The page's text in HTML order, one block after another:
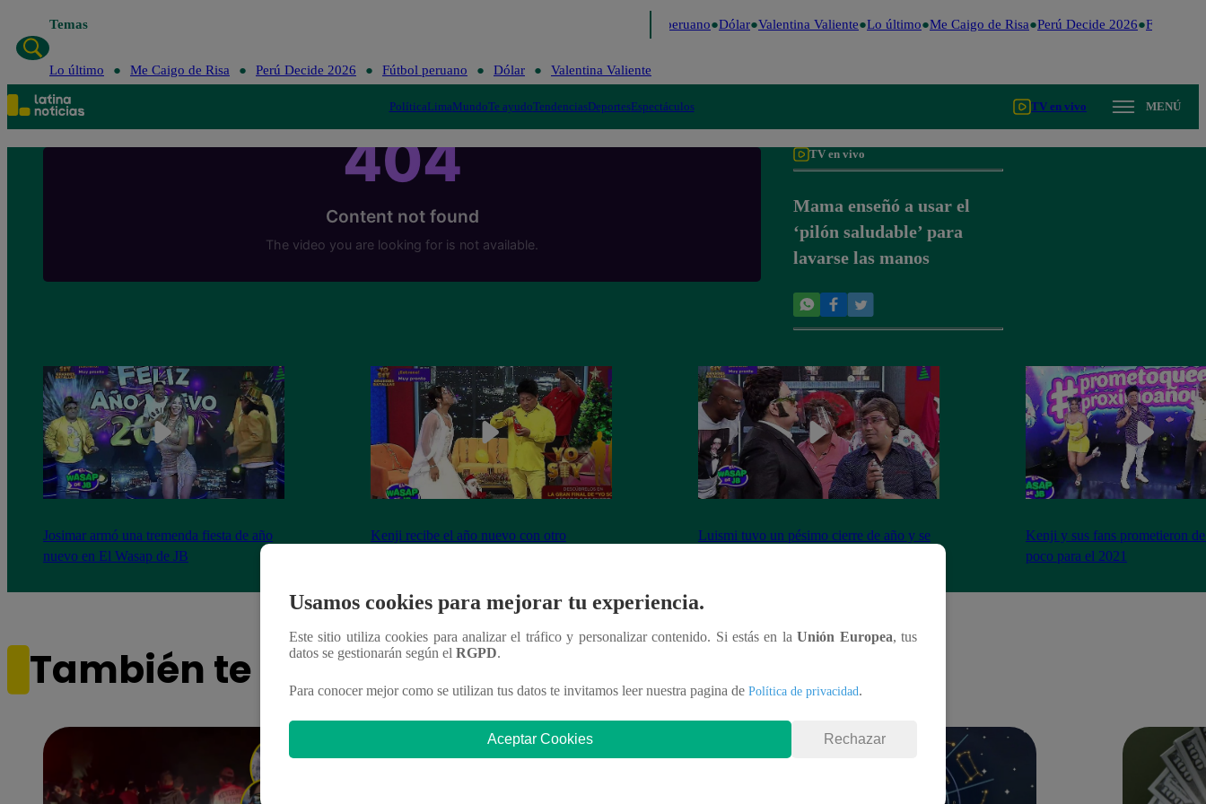
Temas Fútbol peruano Dólar Valentina Valiente Lo último Me Caigo de Risa Perú Decide 2026 Fútbol
Lo último Me Caigo de Risa Perú Decide 2026 Fútbol peruano Dólar Valentina Valiente
PolíticaLimaMundoTe ayudoTendenciasDeportesEspectáculos TV en vivo MENÚ
TV en vivo
Mama enseñó a usar el
‘pilón saludable’ para
lavarse las manos
Josimar armó una tremenda fiesta de año
nuevo en El Wasap de JB
Kenji recibe el año nuevo con otro
Luismi tuvo un pésimo cierre de año y se
Kenji y sus fans prometieron
poco para el 2021
También te puede interesar
Usamos cookies para mejorar tu experiencia.
Este sitio utiliza cookies para analizar el tráfico y personalizar contenido. Si estás en laUnión Europea, tus
datos se gestionarán según el RGPD.
Para conocer mejor como se utilizan tus datos te invitamos leer nuestra pagina de Política de privacidad.
Aceptar Cookies Rechazar